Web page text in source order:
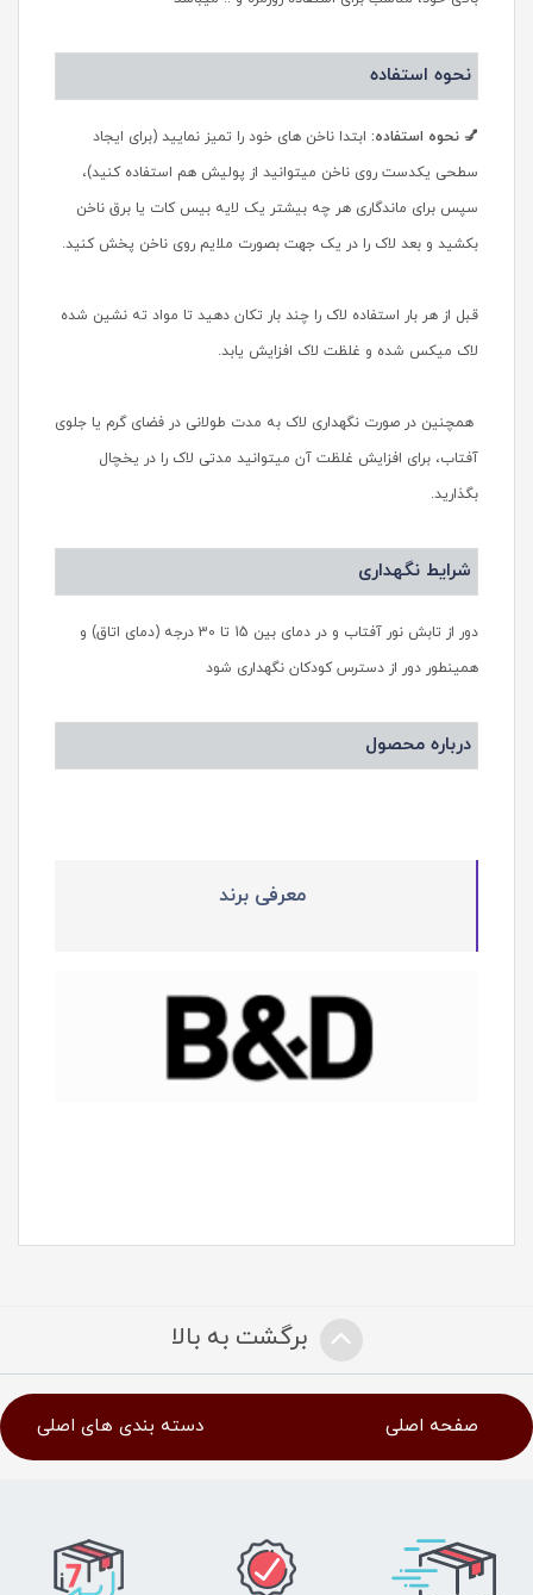
نحوه استفاده
💅 نحوه استفاده: ابتدا ناخن های خود را تمیز نمایید (برای ایجاد
سطحی یکدست روی ناخن میتوانید از پولیش هم استفاده کنید)،
سپس برای ماندگاری هر چه بیشتر یک لایه بیس کات یا برق ناخن
بکشید و بعد لاک را در یک جهت بصورت ملایم روی ناخن پخش کنید.
قبل از هر بار استفاده لاک را چند بار تکان دهید تا مواد ته نشین شده
لاک میکس شده و غلظت لاک افزایش یابد.
همچنین در صورت نگهداری لاک به مدت طولانی در فضای گرم یا جلوی
آفتاب، برای افزایش غلظت آن میتوانید مدتی لاک را در یخچال
بگذارید.
شرایط نگهداری
دور از تابش نور آفتاب و در دمای بین 15 تا 30 درجه (دمای اتاق) و
همینطور دور از دسترس کودکان نگهداری شود
درباره محصول
معرفی برند
برگشت به بالا
صفحه اصلی دسته بندی های اصلی